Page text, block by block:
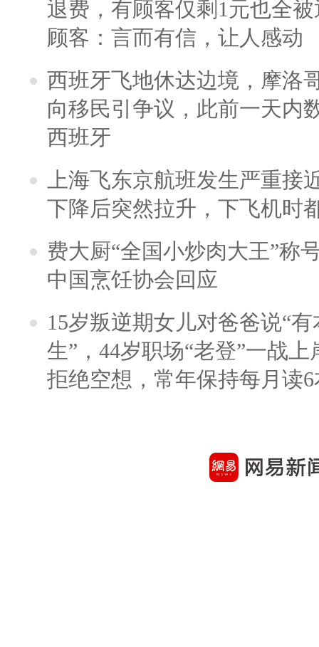
退费，有顾客仅剩1元也全
顾客：言而有信，让人感动
西班牙飞地休达边境，摩洛
向移民引争议，此前一天内
西班牙
上海飞东京航班发生严重接
下降后突然拉升，下飞机时
费大厨“全国小炒肉大王”称
中国烹饪协会回应
15岁叛逆期女儿对爸爸说“
生”，44岁职场“老登”一战上
拒绝空想，常年保持每月读